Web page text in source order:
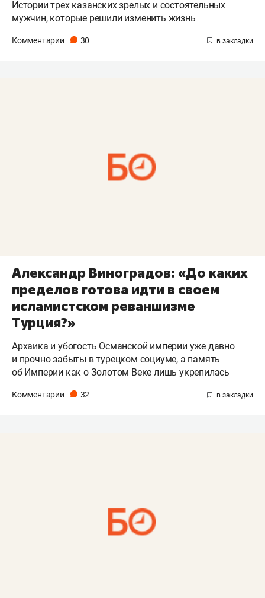
Истории трех казанских зрелых и состоятельных
мужчин, которые решили изменить жизнь
Комментарии 30
Александр Виноградов: «До каких
пределов готова идти в своем
исламистском реваншизме
Турция?»
Архаика и убогость Османской империи уже давно
и прочно забыты в турецком социуме, а память
об Империи как о Золотом Веке лишь укрепилась
Комментарии 32